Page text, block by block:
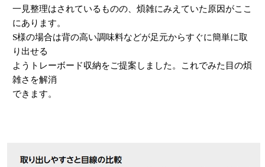
一見整理はされているものの、煩雑にみえていた原因がここ
にあります。
S様の場合は背の高い調味料などが足元からすぐに簡単に取
り出せる
ようトレーボード収納をご提案しました。これでみた目の煩
雑さを解消
できます。